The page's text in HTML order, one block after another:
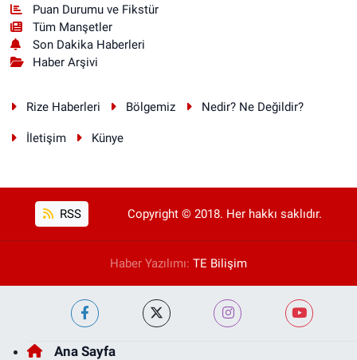
Puan Durumu ve Fikstür
Tüm Manşetler
Son Dakika Haberleri
Haber Arşivi
Rize Haberleri Bölgemiz Nedir? Ne Değildir?
İletişim Künye
RSS Copyright © 2018. Her hakkı saklıdır.
Haber Yazılımı: TE Bilişim
Ana Sayfa